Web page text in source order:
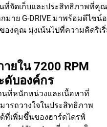
ที่จัดเก็บและประสิทธิภาพที่
มาย G-DRIVE มาพร้อมดีไ
งคุณ มุ่งเน้นไปที่ความคิดริเ
ยใน 7200 RPM
ดับองค์กร
นที่หนักหน่วงและเนื้อหาที่
รถวางใจในประสิทธิภาพ
ที่เพิ่มขึ้นของฮาร์ดไดรฟ์